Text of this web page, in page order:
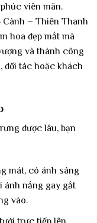
viên mãn.
Cành – Thiên Thanh
hoa đẹp mắt mà
và thành công
đối tác hoặc khách
được lâu, bạn
mát, có ánh sáng
ánh nắng gay gắt
vào.